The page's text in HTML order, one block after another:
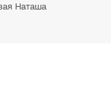
Наташа